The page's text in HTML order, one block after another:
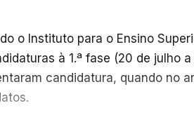
o Instituto para o Ensino
à 1.ª fase (20 de julho
candidatura, quando no